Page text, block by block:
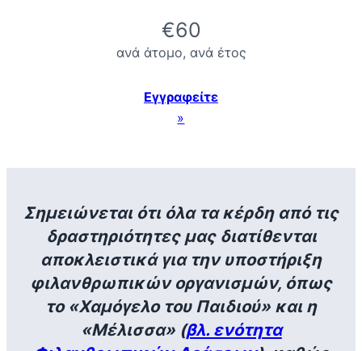
€60
ανά άτομο, ανά έτος
Εγγραφείτε
»
Σημειώνεται ότι όλα τα κέρδη από τις
δραστηριότητες μαςδιατίθενται
αποκλειστικά για την υποστήριξη
φιλανθρωπικών οργανισμών, όπως
το «Χαμόγελο του Παιδιού» και η
«Μέλισσα» (βλ. ενότητα